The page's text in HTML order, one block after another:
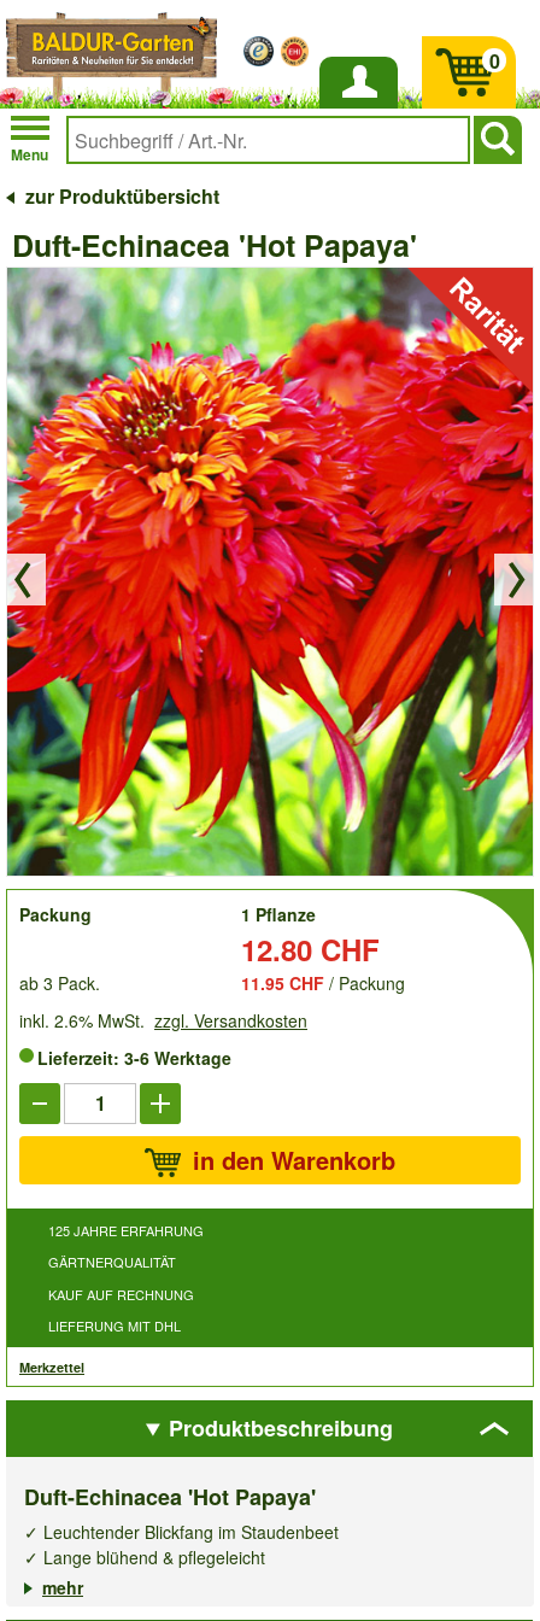
Anmelden
Menu
0
zur Produktübersicht
Duft-Echinacea 'Hot Papaya'
order
Packung
1 Pflanze
12.80 CHF
ab 3 Pack. 11.95 CHF / Packung
inkl. 2.6% MwSt. zzgl. Versandkosten
Lieferzeit: 3-6 Werktage
in den Warenkorb
125 JAHRE ERFAHRUNG
GÄRTNERQUALITÄT
KAUF AUF RECHNUNG
LIEFERUNG MIT DHL
Merkzettel
Produktbeschreibung
Duft-Echinacea 'Hot Papaya'
✓ Leuchtender Blickfang im Staudenbeet
✓ Lange blühend & pflegeleicht
✓ Winterhart & trockenresistent
mehr